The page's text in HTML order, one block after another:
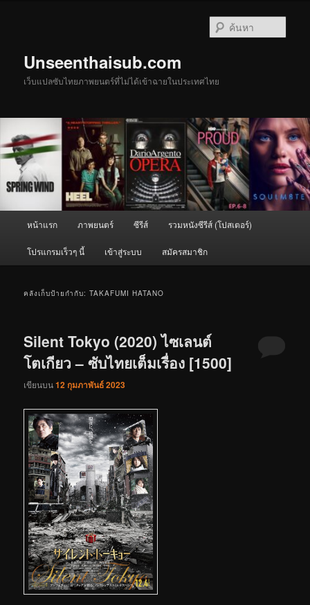
Unseenthaisub.com
เว็บแปลซับไทยภาพยนตร์ที่ไม่ได้เข้าฉายในประเทศไทย
หน้าแรก ภาพยนตร์ ซีรีส์ รวมหนังซีรีส์ (โปสเตอร์)
โปรแกรมเร็วๆ นี้ เข้าสู่ระบบ สมัครสมาชิก
คลังเก็บป้ายกำกับ:TAKAFUMI HATANO
Silent Tokyo (2020) ไซเลนต์
โตเกียว – ซับไทยเต็มเรื่อง [1500]
เขียนบน12 กุมภาพันธ์ 2023